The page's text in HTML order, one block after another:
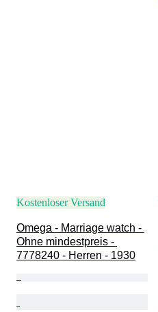
Kostenloser Versand
Omega - Marriage watch -
Ohne mindestpreis -
7778240 - Herren - 1930